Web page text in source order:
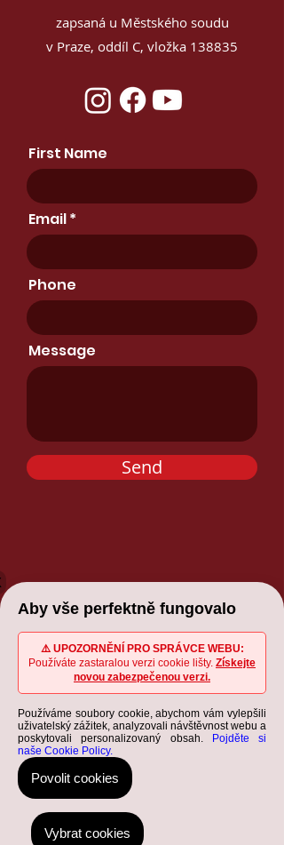
zapsaná u Městského soudu
v Praze, oddíl C, vložka 138835
First Name
Email
Phone
Message
Send
Aby vše perfektně fungovalo
⚠️ UPOZORNĚNÍ PRO SPRÁVCE WEBU:
Používáte zastaralou verzi cookie lišty. Získejte
novou zabezpečenou verzi.
Používáme soubory cookie, abychom vám vylepšili
uživatelský zážitek, analyzovali návštěvnost webu a
poskytovali personalizovaný obsah.
Pojděte si
naše Cookie Policy.
Povolit cookies
Vybrat cookies